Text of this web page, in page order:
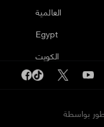
العالمية
Egypt
الكويت